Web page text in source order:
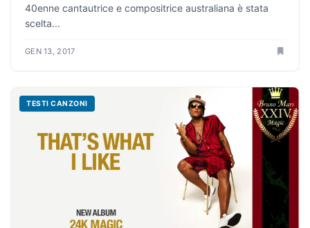
40enne cantautrice e compositrice australiana è stata
scelta...
GEN 13, 2017
TESTI CANZONI